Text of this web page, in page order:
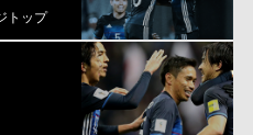
トップ